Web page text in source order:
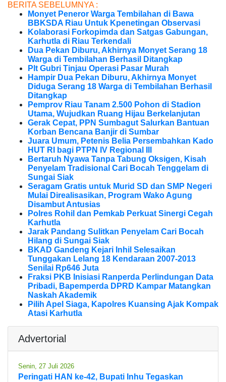
BERITA SEBELUMNYA :
Monyet Peneror Warga Tembilahan di Bawa
BBKSDA Riau Untuk Kpenetingan Observasi
Kolaborasi Forkopimda dan Satgas Gabungan,
Karhutla di Riau Terkendali
Dua Pekan Diburu, Akhirnya Monyet Serang 18
Warga di Tembilahan Berhasil Ditangkap
Plt Gubri Tinjau Operasi Pasar Murah
Hampir Dua Pekan Diburu, Akhirnya Monyet
Diduga Serang 18 Warga di Tembilahan Berhasil
Ditangkap
Pemprov Riau Tanam 2.500 Pohon di Stadion
Utama, Wujudkan Ruang Hijau Berkelanjutan
Gerak Cepat, PPN Sumbagut Salurkan Bantuan
Korban Bencana Banjir di Sumbar
Juara Umum, Petenis Belia Persembahkan Kado
HUT RI bagi PTPN IV Regional III
Bertaruh Nyawa Tanpa Tabung Oksigen, Kisah
Penyelam Tradisional Cari Bocah Tenggelam di
Sungai Siak
Seragam Gratis untuk Murid SD dan SMP Negeri
Mulai Direalisasikan, Program Wako Agung
Disambut Antusias
Polres Rohil dan Pemkab Perkuat Sinergi Cegah
Karhutla
Jarak Pandang Sulitkan Penyelam Cari Bocah
Hilang di Sungai Siak
BKAD Gandeng Kejari Inhil Selesaikan
Tunggakan Lelang 18 Kendaraan 2007-2013
Senilai Rp646 Juta
Fraksi PKB Inisiasi Ranperda Perlindungan Data
Pribadi, Bapemperda DPRD Kampar Matangkan
Naskah Akademik
Pilih Apel Siaga, Kapolres Kuansing Ajak Kompak
Atasi Karhutla
Advertorial
Senin, 27 Juli 2026
Peringati HAN ke-42, Bupati Inhu Tegaskan